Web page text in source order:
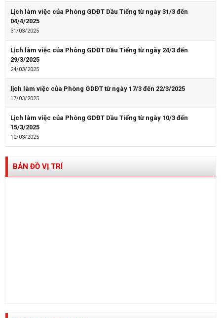
Lịch làm việc của Phòng GDĐT Dầu Tiếng từ ngày 31/3 đến
04/4/2025
31/03/2025
Lịch làm việc của Phòng GDĐT Dầu Tiếng từ ngày 24/3 đến
29/3/2025
24/03/2025
lịch làm việc của Phòng GDĐT từ ngày 17/3 đến 22/3/2025
17/03/2025
Lịch làm việc của Phòng GDĐT Dầu Tiếng từ ngày 10/3 đến
15/3/2025
10/03/2025
BẢN ĐỒ VỊ TRÍ